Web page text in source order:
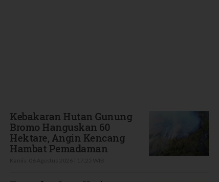
Kebakaran Hutan Gunung
Bromo Hanguskan 60
Hektare, Angin Kencang
Hambat Pemadaman